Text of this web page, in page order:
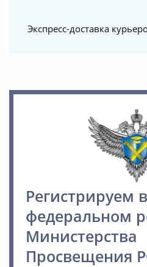
Экспресс-доставка
Регистрируем в
федеральном
Министерства
Просвещения